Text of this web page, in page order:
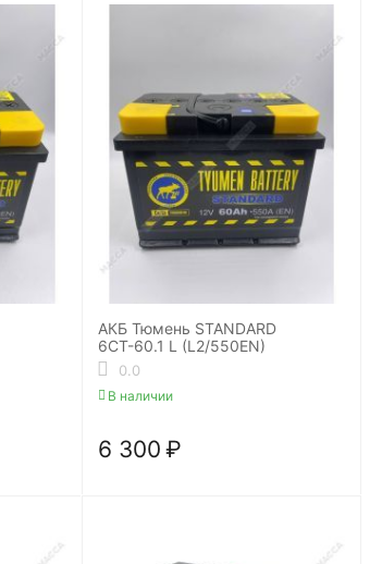
АКБ Тюмень STANDARD
6СТ-60.1 L (L2/550EN)
0.0
В наличии
6 300 ₽